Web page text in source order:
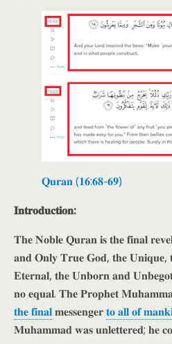
𝐐𝐮𝐫𝐚𝐧 (𝟏𝟔:𝟔𝟖-𝟔𝟗)
𝐈𝐧𝐭𝐫𝐨𝐝𝐮𝐜𝐭𝐢𝐨𝐧:
𝐓𝐡𝐞 𝐍𝐨𝐛𝐥𝐞 𝐐𝐮𝐫𝐚𝐧 𝐢𝐬 𝐭𝐡𝐞 𝐟𝐢𝐧𝐚𝐥
𝐚𝐧𝐝 𝐎𝐧𝐥𝐲 𝐓𝐫𝐮𝐞 𝐆𝐨𝐝, 𝐭𝐡𝐞 𝐔𝐧𝐢𝐪𝐮𝐞,
𝐄𝐭𝐞𝐫𝐧𝐚𝐥, 𝐭𝐡𝐞 𝐔𝐧𝐛𝐨𝐫𝐧 𝐚𝐧𝐝
𝐧𝐨 𝐞𝐪𝐮𝐚𝐥. 𝐓𝐡𝐞 𝐏𝐫𝐨𝐩𝐡𝐞𝐭
𝐭𝐡𝐞 𝐟𝐢𝐧𝐚𝐥𝐦𝐞𝐬𝐬𝐞𝐧𝐠𝐞𝐫𝐭𝐨 𝐚𝐥𝐥 𝐨𝐟
𝐌𝐮𝐡𝐚𝐦𝐦𝐚𝐝 𝐰𝐚𝐬 𝐮𝐧𝐥𝐞𝐭𝐭𝐞𝐫𝐞𝐝; 𝐡𝐞